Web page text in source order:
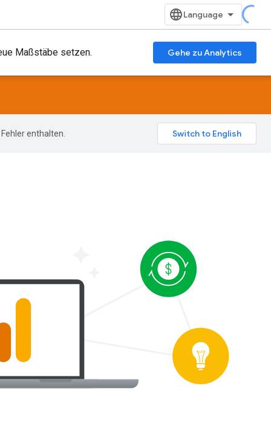
Maßstäbe setzen. Gehe zu Analytics
enthalten.